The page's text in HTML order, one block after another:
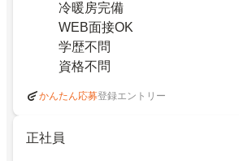
冷暖房完備
WEB面接OK
学歴不問
資格不問
かんたん応募登録エントリー
正社員